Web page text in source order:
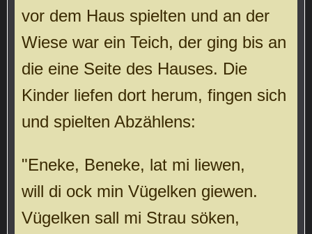
vor dem Haus spielten und an der
Wiese war ein Teich, der ging bis an
die eine Seite des Hauses. Die
Kinder liefen dort herum, fingen sich
und spielten Abzählens:
"Eneke, Beneke, lat mi liewen,
will di ock min Vügelken giewen.
Vügelken sall mi Strau söken,